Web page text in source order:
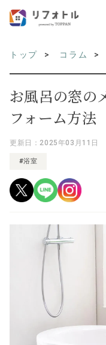
トップ コラム
お風呂の窓の
フォーム方法
更新日：2025年03月11日
#浴室